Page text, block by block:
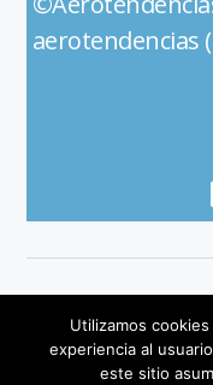
aerotendencias
©
Utilizamos
experiencia al
este sitio